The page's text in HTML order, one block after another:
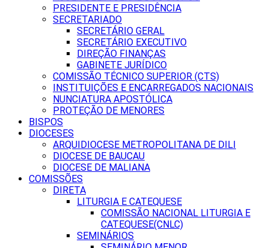
PRESIDENTE E PRESIDÊNCIA
SECRETARIADO
SECRETÁRIO GERAL
SECRETÁRIO EXECUTIVO
DIREÇÃO FINANÇAS
GABINETE JURÍDICO
COMISSÃO TÉCNICO SUPERIOR (CTS)
INSTITUIÇÕES E ENCARREGADOS NACIONAIS
NUNCIATURA APOSTÓLICA
PROTEÇÃO DE MENORES
BISPOS
DIOCESES
ARQUIDIOCESE METROPOLITANA DE DILI
DIOCESE DE BAUCAU
DIOCESE DE MALIANA
COMISSÕES
DIRETA
LITURGIA E CATEQUESE
COMISSÃO NACIONAL LITURGIA E
CATEQUESE(CNLC)
SEMINÁRIOS